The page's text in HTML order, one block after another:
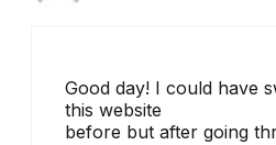
Good day! I could have
this website
before but after going